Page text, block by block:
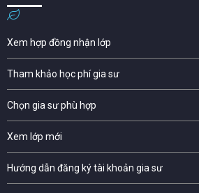
Xem hợp đồng nhận lớp
Tham khảo học phí gia sư
Chọn gia sư phù hợp
Xem lớp mới
Hướng dẫn đăng ký tài khoản gia sư